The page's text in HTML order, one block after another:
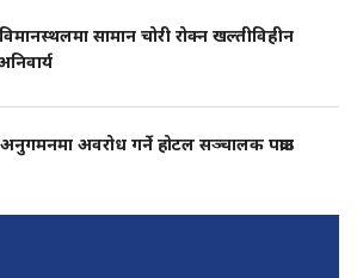
सामान चोरी रोक्न खल्तीविहीन
अवरोध गर्ने होटल सञ्चालक पक्राउ